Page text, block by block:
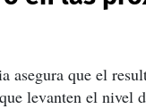
asegura que el
levanten el nivel